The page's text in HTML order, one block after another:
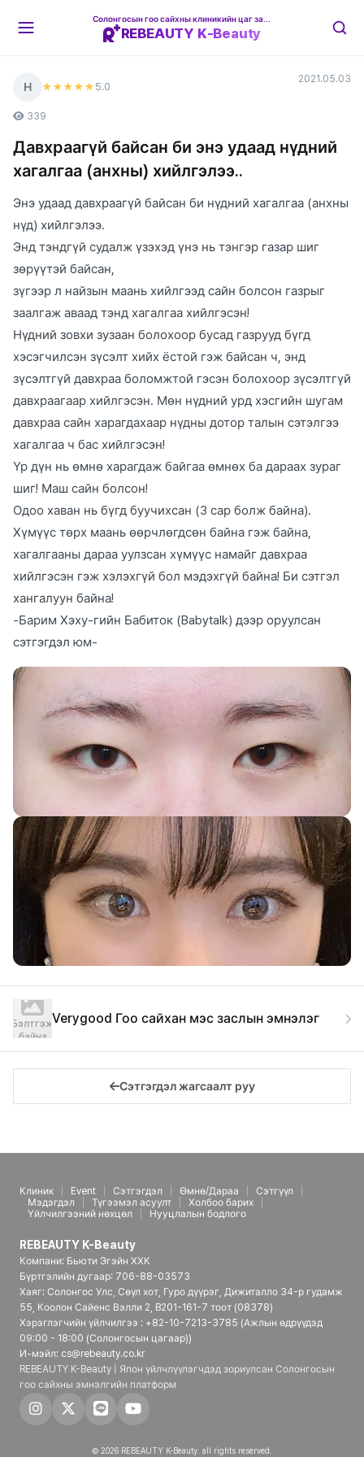
REBEAUTY K-Beauty
Н ★★★★★ 5.0
2021.05.03
339
Давхраагүй байсан би энэ удаад нүдний
хагалгаа (анхны) хийлгэлээ..
Энэ удаад давхраагүй байсан би нүдний хагалгаа (анхны
нүд) хийлгэлээ.
Энд тэндгүй судалж үзэхэд үнэ нь тэнгэр газар шиг
зөрүүтэй байсан,
зүгээр л найзын маань хийлгээд сайн болсон газрыг
заалгаж аваад тэнд хагалгаа хийлгэсэн!
Нүдний зовхи зузаан болохоор бусад газрууд бүгд
хэсэгчилсэн зүсэлт хийх ёстой гэж байсан ч, энд
зүсэлтгүй давхраа боломжтой гэсэн болохоор зүсэлтгүй
давхраагаар хийлгэсэн. Мөн нүдний урд хэсгийн шугам
давхраа сайн харагдахаар нүдны дотор талын сэтэлгээ
хагалгаа ч бас хийлгэсэн!
Үр дүн нь өмнө харагдаж байгаа өмнөх ба дараах зураг
шиг! Маш сайн болсон!
Одоо хаван нь бүгд буучихсан (3 сар болж байна).
Хүмүүс төрх маань өөрчлөгдсөн байна гэж байна,
хагалгааны дараа уулзсан хүмүүс намайг давхраа
хийлгэсэн гэж хэлэхгүй бол мэдэхгүй байна! Би сэтгэл
хангалуун байна!
-Барим Хэху-гийн Бабиток (Babytalk) дээр оруулсан
сэтгэгдэл юм-
Бэлтгэж
байна
Verygood Гоо сайхан мэс заслын эмнэлэг
Сэтгэгдэл жагсаалт руу
Клиник Event Сэтгэгдэл Өмнө/Дараа
Сэтгүүл
Мэдэгдэл
Түгээмэл асуулт
Холбоо барих
Үйлчилгээний нөхцөл
Нууцлалын бодлого
REBEAUTY K-Beauty
Компани: Бьюти Эгэйн ХХК
Бүртгэлийн дугаар: 706-88-03573
Хаяг: Солонгос Улс, Сөүл хот, Гуро дүүрэг, Дижиталло 34-р гудамж
55, Коолон Сайенс Вэлли 2, B201-161-7 тоот (08378)
Хэрэглэгчийн үйлчилгээ : +82-10-7213-3785 (Ажлын өдрүүдэд
09:00 - 18:00 (Солонгосын цагаар))
И-мэйл: cs@rebeauty.co.kr
REBEAUTY K-Beauty | Япон үйлчлүүлэгчдэд зориулсан Солонгосын
гоо сайхны эмнэлгийн платформ
© 2026 REBEAUTY K-Beauty. all rights reserved.